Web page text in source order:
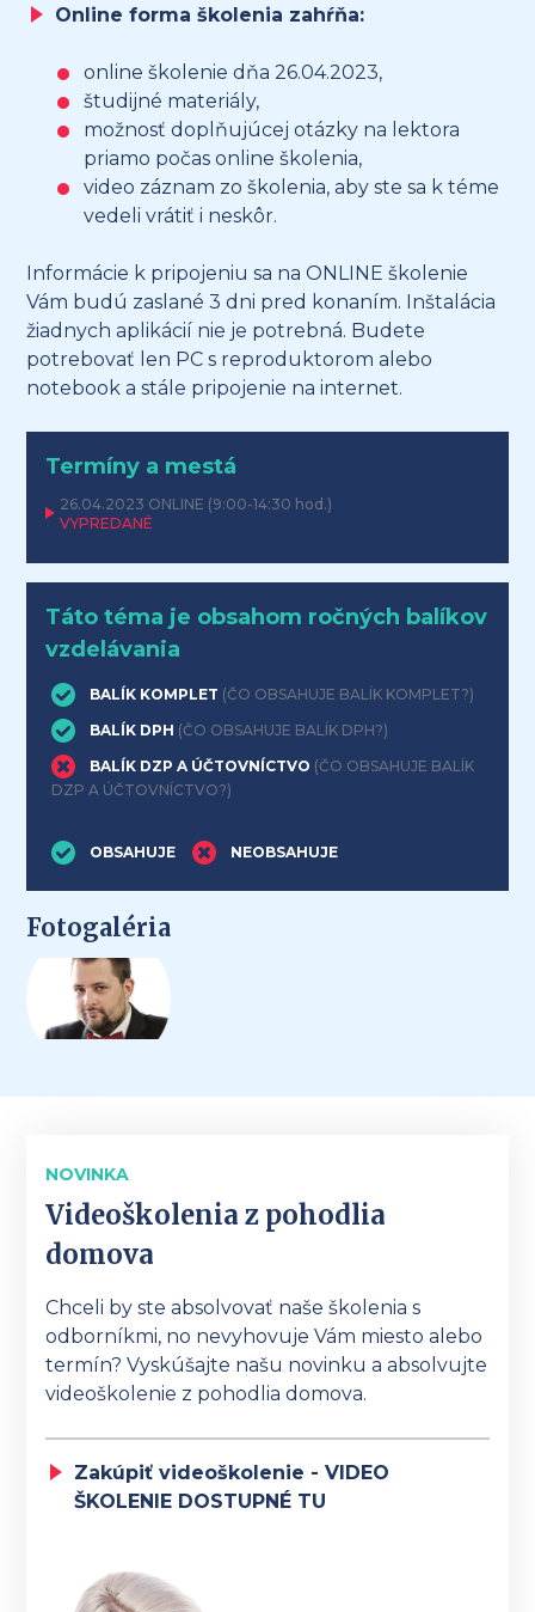
Online forma školenia zahŕňa:
online školenie dňa 26.04.2023,
študijné materiály,
možnosť doplňujúcej otázky na lektora
priamo počas online školenia,
video záznam zo školenia, aby ste sa k téme
vedeli vrátiť i neskôr.
Informácie k pripojeniu sa na ONLINE školenie
Vám budú zaslané 3 dni pred konaním. Inštalácia
žiadnych aplikácií nie je potrebná. Budete
potrebovať len PC s reproduktorom alebo
notebook a stále pripojenie na internet.
Termíny a mestá
26.04.2023 ONLINE (9:00-14:30 hod.)
VYPREDANÉ
Táto téma je obsahom ročných balíkov
vzdelávania
BALÍK KOMPLET (ČO OBSAHUJE BALÍK KOMPLET?)
BALÍK DPH (ČO OBSAHUJE BALÍK DPH?)
BALÍK DZP A ÚČTOVNÍCTVO (ČO OBSAHUJE BALÍK
DZP A ÚČTOVNÍCTVO?)
OBSAHUJE NEOBSAHUJE
Fotogaléria
NOVINKA
Videoškolenia z pohodlia
domova
Chceli by ste absolvovať naše školenia s
odborníkmi, no nevyhovuje Vám miesto alebo
termín? Vyskúšajte našu novinku a absolvujte
videoškolenie z pohodlia domova.
Zakúpiť videoškolenie - VIDEO
ŠKOLENIE DOSTUPNÉ TU